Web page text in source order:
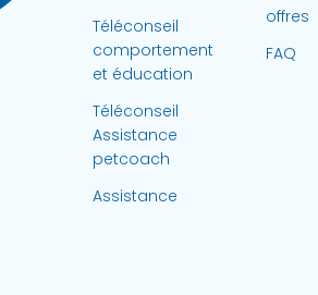
Téléconseil
comportement
et éducation
Téléconseil
Assistance
petcoach
Assistance
offres
FAQ